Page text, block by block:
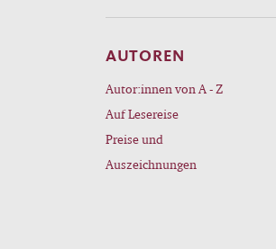
AUTOREN
Autor:innen von A - Z
Auf Lesereise
Preise und
Auszeichnungen